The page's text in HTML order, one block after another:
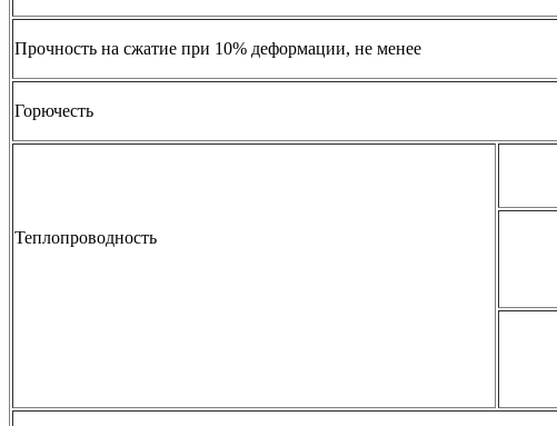
Прочность на сжатие при 10% деформации, не менее
Горючесть
Теплопроводность